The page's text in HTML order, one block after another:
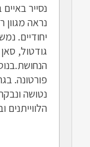
נסייר
נראה מגוון
יחודיים.
גודטול,
פורטונה.
נטושה